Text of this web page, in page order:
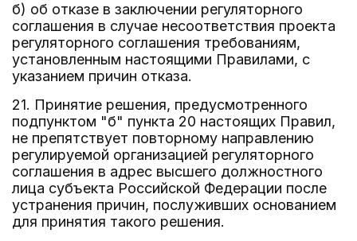
б) об отказе в заключении регуляторного
соглашения в случае несоответствия проекта
регуляторного соглашения требованиям,
установленным настоящими Правилами, с
указанием причин отказа.
21. Принятие решения, предусмотренного
подпунктом "б" пункта 20 настоящих Правил,
не препятствует повторному направлению
регулируемой организацией регуляторного
соглашения в адрес высшего должностного
лица субъекта Российской Федерации после
устранения причин, послуживших основанием
для принятия такого решения.